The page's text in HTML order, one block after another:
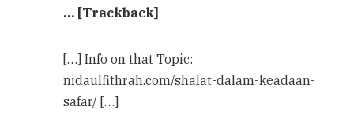
… [Trackback]
[…] Info on that Topic:
nidaulfithrah.com/shalat-dalam-keadaan-
safar/ […]